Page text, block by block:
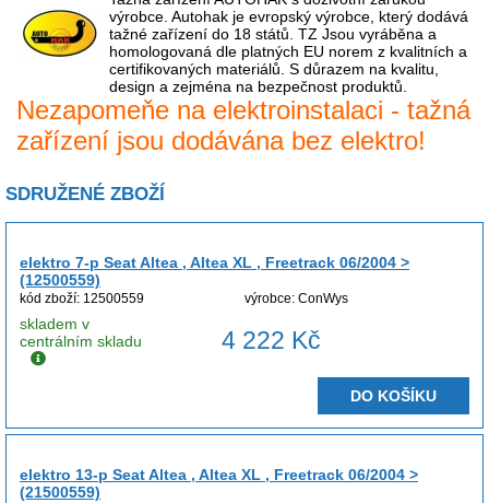
výrobce. Autohak je evropský výrobce, který dodává
tažné zařízení do 18 států. TZ Jsou vyráběna a
homologovaná dle platných EU norem z kvalitních a
certifikovaných materiálů. S důrazem na kvalitu,
design a zejména na bezpečnost produktů.
Nezapomeňe na elektroinstalaci - tažná
zařízení jsou dodávána bez elektro!
SDRUŽENÉ ZBOŽÍ
elektro 7-p Seat Altea , Altea XL , Freetrack 06/2004 >
(12500559)
kód zboží: 12500559 výrobce: ConWys
skladem v
centrálním skladu
4 222 Kč
DO KOŠÍKU
elektro 13-p Seat Altea , Altea XL , Freetrack 06/2004 >
(21500559)